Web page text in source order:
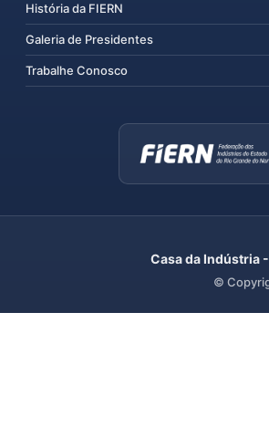
História da FIERN
Galeria de Presidentes
Trabalhe Conosco
Casa da Indústria
©